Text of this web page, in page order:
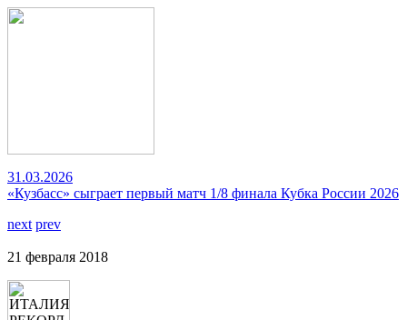
31.03.2026
«Кузбасс» сыграет первый матч 1/8 финала Кубка России 2026
next prev
21 февраля 2018